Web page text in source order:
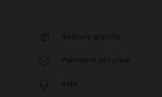
Retours gratuits
Paiement sécurisé
Aide